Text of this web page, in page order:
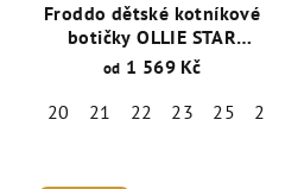
28
Froddo dětské kotníkové
botičky OLLIE STAR
G2130344-14 Růžová
od 1 569 Kč
20
21 22 23 25 28